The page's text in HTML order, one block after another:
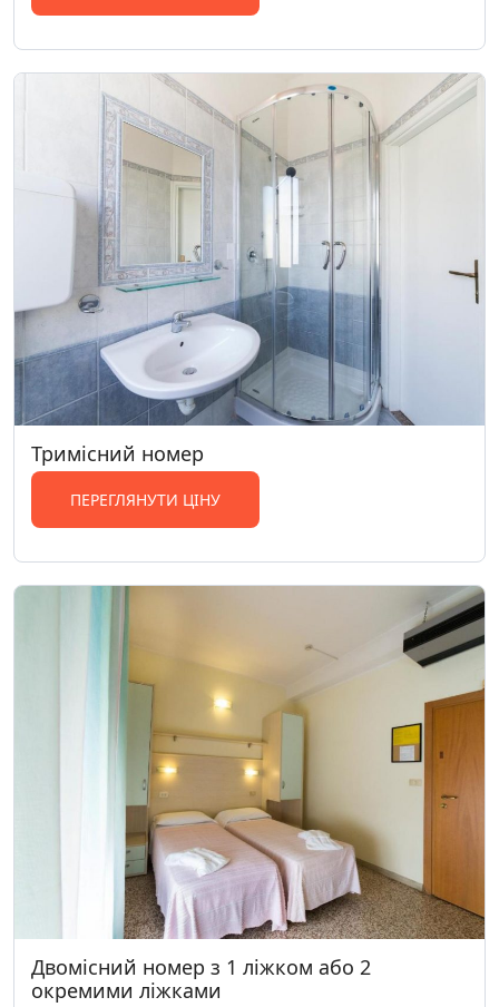
Тримісний номер
ПЕРЕГЛЯНУТИ ЦІНУ
Двомісний номер з 1 ліжком або 2
окремими ліжками